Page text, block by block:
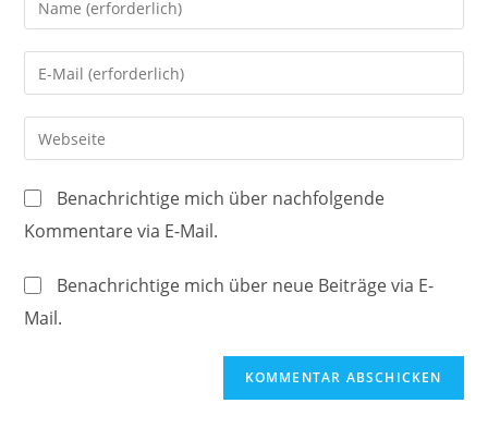
deinen
Namen
oder
Benutzernamen
zum
ein
Gib
deine
E-
Mail-
zum
Kommentieren
Gib
deine
Website-
URL
ein
Benachrichtige mich über nachfolgende
Kommentare via E-Mail.
Benachrichtige mich über neue Beiträge via E-
Mail.